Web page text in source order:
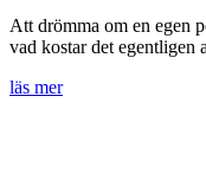
Att drömma om en egen
vad kostar det egentligen
läs mer